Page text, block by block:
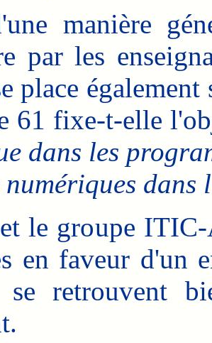
manière
par les
place
61 fixe-t-elle
dans les
numériques dans
le groupe ITIC-
en faveur d'un
retrouvent